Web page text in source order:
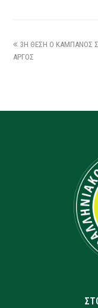
3Η ΘΕΣΗ Ο ΚΑΜΠΑΝΟΣ
ΑΡΓΟΣ